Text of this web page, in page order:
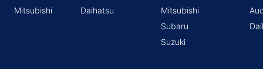
Mitsubishi
Daihatsu
Mitsubishi
Subaru
Suzuki